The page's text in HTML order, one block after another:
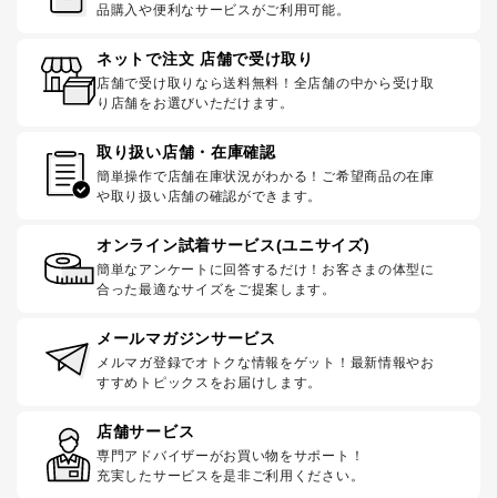
品購入や便利なサービスがご利用可能。
ネットで注文 店舗で受け取り
店舗で受け取りなら送料無料！全店舗の中から受け取
り店舗をお選びいただけます。
取り扱い店舗・在庫確認
簡単操作で店舗在庫状況がわかる！ご希望商品の在庫
や取り扱い店舗の確認ができます。
オンライン試着サービス(ユニサイズ)
簡単なアンケートに回答するだけ！お客さまの体型に
合った最適なサイズをご提案します。
メールマガジンサービス
メルマガ登録でオトクな情報をゲット！最新情報やお
すすめトピックスをお届けします。
店舗サービス
専門アドバイザーがお買い物をサポート！
充実したサービスを是非ご利用ください。